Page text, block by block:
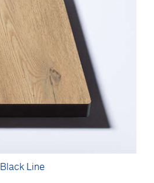
Black Line